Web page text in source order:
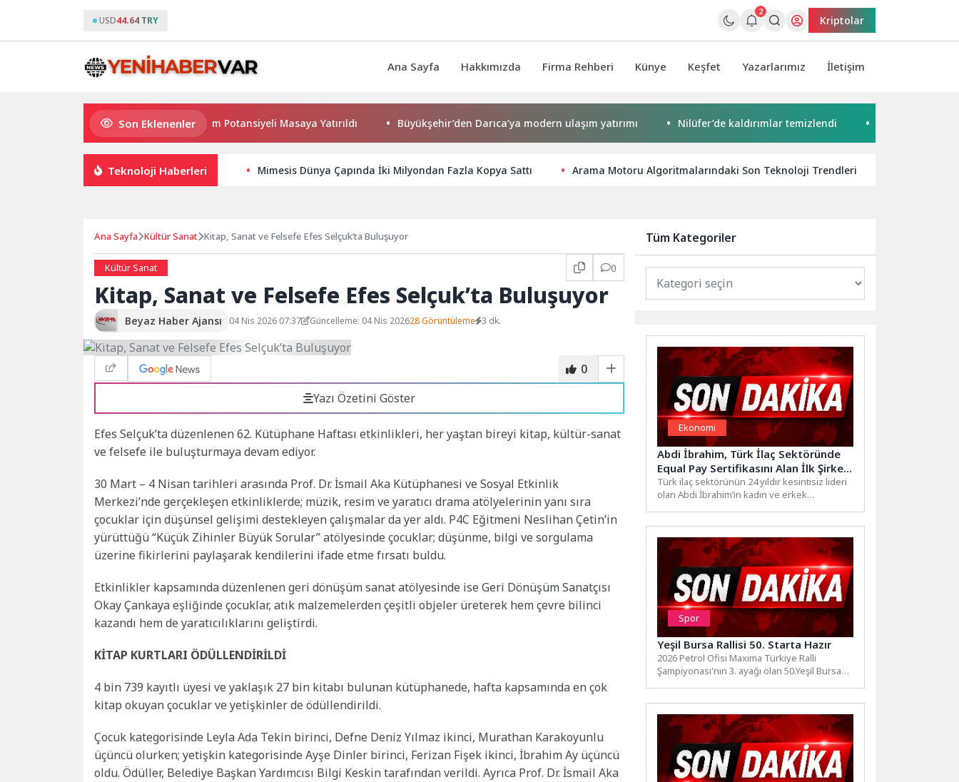
USD44.64 TRY
2
Kriptolar
Ana Sayfa Hakkımızda Firma Rehberi Künye Keşfet Yazarlarımız İletişim
Son Eklenenler
Haymana’nın Geleceği ve Yatırım Potansiyeli Masaya Yatırıldı Büyükşehir’den Darıca’ya modern ulaşım yatırımı Nilüfer’de kaldırımlar temizlendi Başkan
Teknoloji Haberleri Mimesis Dünya Çapında İki Milyondan Fazla Kopya Sattı Arama Motoru Algoritmalarındaki Son Teknoloji Trendleri
Ana Sayfa Kültür Sanat Kitap, Sanat ve Felsefe Efes Selçuk’ta Buluşuyor
Kültür Sanat 0
Kitap, Sanat ve Felsefe Efes Selçuk’ta Buluşuyor
Beyaz Haber Ajansı 04 Nis 2026 07:37 Güncelleme: 04 Nis 202628 Görüntüleme 3 dk.
0
Yazı Özetini Göster
Efes Selçuk’ta düzenlenen 62. Kütüphane Haftası etkinlikleri, her yaştan bireyi kitap, kültür-sanat
ve felsefe ile buluşturmaya devam ediyor.
30 Mart – 4 Nisan tarihleri arasında Prof. Dr. İsmail Aka Kütüphanesi ve Sosyal Etkinlik
Merkezi’nde gerçekleşen etkinliklerde; müzik, resim ve yaratıcı drama atölyelerinin yanı sıra
çocuklar için düşünsel gelişimi destekleyen çalışmalar da yer aldı. P4C Eğitmeni Neslihan Çetin’in
yürüttüğü “Küçük Zihinler Büyük Sorular” atölyesinde çocuklar; düşünme, bilgi ve sorgulama
üzerine fikirlerini paylaşarak kendilerini ifade etme fırsatı buldu.
Etkinlikler kapsamında düzenlenen geri dönüşüm sanat atölyesinde ise Geri Dönüşüm Sanatçısı
Okay Çankaya eşliğinde çocuklar, atık malzemelerden çeşitli objeler üreterek hem çevre bilinci
kazandı hem de yaratıcılıklarını geliştirdi.
KİTAP KURTLARI ÖDÜLLENDİRİLDİ
4 bin 739 kayıtlı üyesi ve yaklaşık 27 bin kitabı bulunan kütüphanede, hafta kapsamında en çok
kitap okuyan çocuklar ve yetişkinler de ödüllendirildi.
Çocuk kategorisinde Leyla Ada Tekin birinci, Defne Deniz Yılmaz ikinci, Murathan Karakoyunlu
üçüncü olurken; yetişkin kategorisinde Ayşe Dinler birinci, Ferizan Fişek ikinci, İbrahim Ay üçüncü
oldu. Ödüller, Belediye Başkan Yardımcısı Bilgi Keskin tarafından verildi. Ayrıca Prof. Dr. İsmail Aka
Tüm Kategoriler
Ekonomi
Abdi İbrahim, Türk İlaç Sektöründe
Equal Pay Sertifikasını Alan İlk Şirket
Oldu
Türk ilaç sektörünün 24 yıldır kesintisiz lideri
olan Abdi İbrahim’in kadın ve erkek
Spor
Yeşil Bursa Rallisi 50. Starta Hazır
2026 Petrol Ofisi Maxima Türkiye Ralli
Şampiyonası'nın 3. ayağı olan 50.Yeşil Bursa